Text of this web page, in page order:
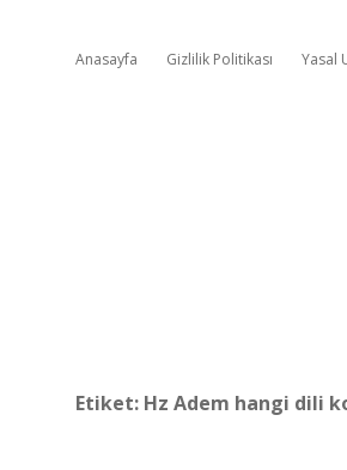
Anasayfa Gizlilik Politikası Yasal
Etiket: Hz Adem hangi dili